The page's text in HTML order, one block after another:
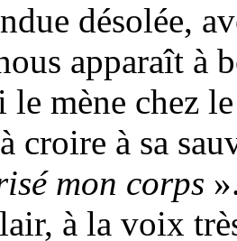
désolée,
apparaît à
le mène chez
croire à sa
mon corps
à la voix